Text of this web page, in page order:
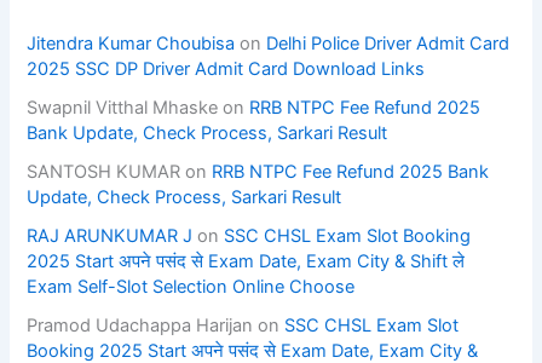
Jitendra Kumar Choubisa on Delhi Police Driver Admit Card
2025 SSC DP Driver Admit Card Download Links
Swapnil Vitthal Mhaske on RRB NTPC Fee Refund 2025
Bank Update, Check Process, Sarkari Result
SANTOSH KUMAR on RRB NTPC Fee Refund 2025 Bank
Update, Check Process, Sarkari Result
RAJ ARUNKUMAR J on SSC CHSL Exam Slot Booking
2025 Start अपने पसंद से Exam Date, Exam City & Shift ले
Exam Self-Slot Selection Online Choose
Pramod Udachappa Harijan on SSC CHSL Exam Slot
Booking 2025 Start अपने पसंद से Exam Date, Exam City &